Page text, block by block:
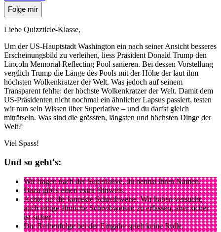
Folge mir
Liebe Quizzticle-Klasse,
Um der US-Hauptstadt Washington ein nach seiner Ansicht besseres
Erscheinungsbild zu verleihen, liess Präsident Donald Trump den
Lincoln Memorial Reflecting Pool sanieren. Bei dessen Vorstellung
verglich Trump die Länge des Pools mit der Höhe der laut ihm
höchsten Wolkenkratzer der Welt. Was jedoch auf seinem
Transparent fehlte: der höchste Wolkenkratzer der Welt. Damit dem
US-Präsidenten nicht nochmal ein ähnlicher Lapsus passiert, testen
wir nun sein Wissen über Superlative – und du darfst gleich
miträtseln. Was sind die grössten, längsten und höchsten Dinge der
Welt?
Viel Spass!
Und so geht's:
Wir fragen nach der Superlative, du nennst ihren Namen.
Dazu gibt's einen extra Hinweis.
Achte auf die korrekte Schreibweise. Wir haben versucht,
auch einige ähnliche Schreibweisen zu erfassen, aber sicher
ist sicher.
Die Reihenfolge bei der Eingabe spielt keine Rolle.